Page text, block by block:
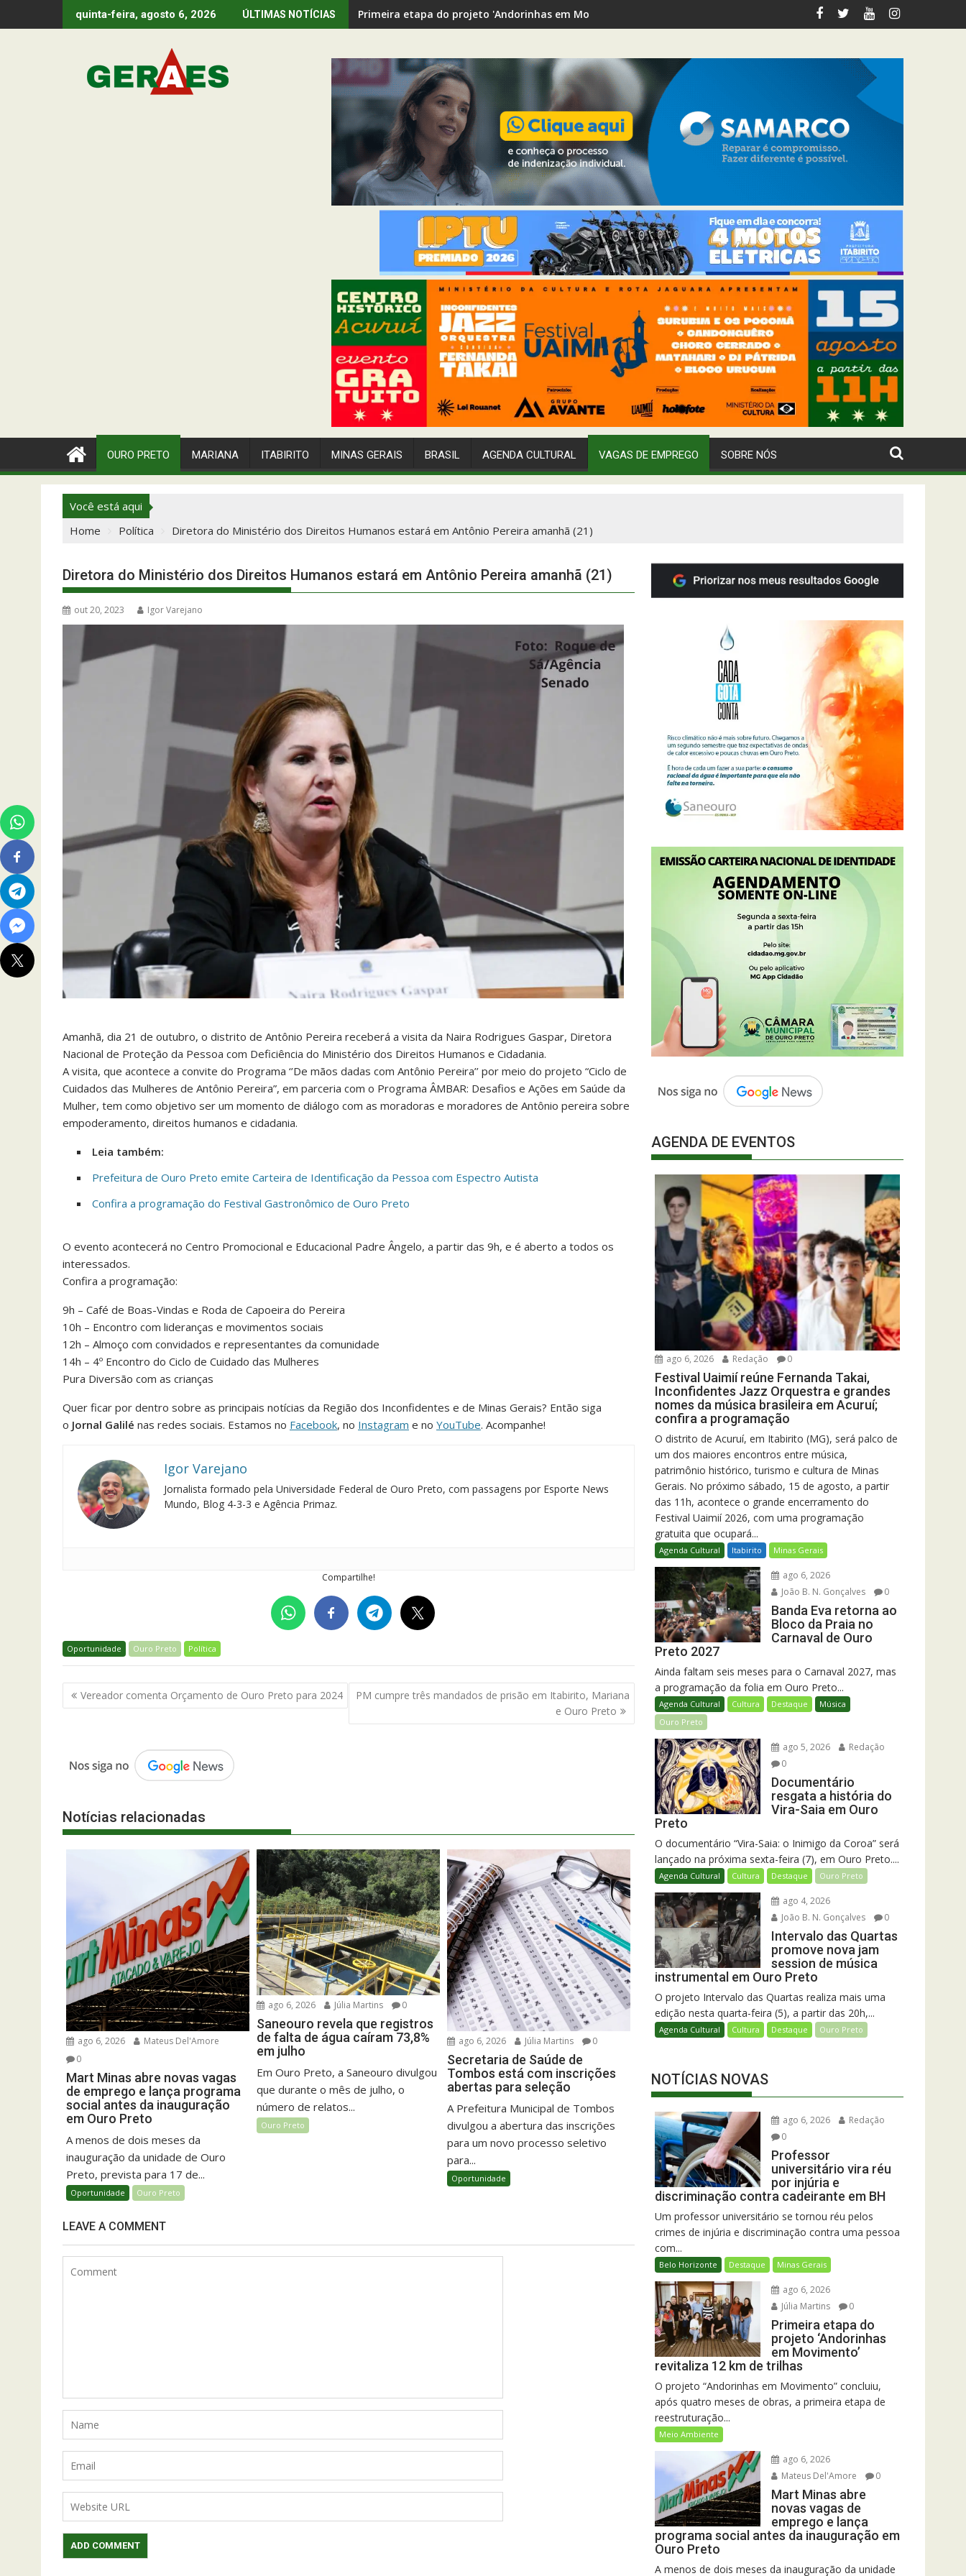
to
quinta-feira, agosto 6, 2026 ÚLTIMAS NOTÍCIAS Primeira etapa do projeto 'Andorinhas em Movimento' revitaliza 12 km de trilhas
OURO PRETO MARIANA ITABIRITO MINAS GERAIS BRASIL AGENDA CULTURAL VAGAS DE EMPREGO SOBRE NÓS
Você está aqui
Home
Política Diretora do Ministério dos Direitos Humanos estará em Antônio Pereira amanhã (21)
Diretora do Ministério dos Direitos Humanos estará em Antônio Pereira amanhã (21)
out 20, 2023 Igor Varejano
Amanhã, dia 21 de outubro, o distrito de Antônio Pereira receberá a visita da Naira Rodrigues Gaspar, Diretora
Nacional de Proteção da Pessoa com Deficiência do Ministério dos Direitos Humanos e Cidadania.
A visita, que acontece a convite do Programa ‘’De mãos dadas com Antônio Pereira’’ por meio do projeto “Ciclo de
Cuidados das Mulheres de Antônio Pereira”, em parceria com o Programa ÂMBAR: Desafios e Ações em Saúde da
Mulher, tem como objetivo ser um momento de diálogo com as moradoras e moradores de Antônio pereira sobre
empoderamento, direitos humanos e cidadania.
Leia também:
Prefeitura de Ouro Preto emite Carteira de Identificação da Pessoa com Espectro Autista
Confira a programação do Festival Gastronômico de Ouro Preto
O evento acontecerá no Centro Promocional e Educacional Padre Ângelo, a partir das 9h, e é aberto a todos os
interessados.
Confira a programação:
9h – Café de Boas-Vindas e Roda de Capoeira do Pereira
10h – Encontro com lideranças e movimentos sociais
12h – Almoço com convidados e representantes da comunidade
14h – 4º Encontro do Ciclo de Cuidado das Mulheres
Pura Diversão com as crianças
Quer ficar por dentro sobre as principais notícias da Região dos Inconfidentes e de Minas Gerais? Então siga
o Jornal Galilé nas redes sociais. Estamos no Facebook, no Instagram e no YouTube. Acompanhe!
Igor Varejano
Jornalista formado pela Universidade Federal de Ouro Preto, com passagens por Esporte News
Mundo, Blog 4-3-3 e Agência Primaz.
Compartilhe!
Oportunidade Ouro Preto Política
Navegação
de
Vereador comenta Orçamento de Ouro Preto para 2024
PM cumpre três mandados de prisão em Itabirito, Mariana
e Ouro Preto
Notícias relacionadas
ago 6, 2026
Mateus Del'Amore
0
Mart Minas abre novas vagas
de emprego e lança programa
social antes da inauguração
em Ouro Preto
A menos de dois meses da
inauguração da unidade de Ouro
Preto, prevista para 17 de...
Oportunidade Ouro Preto
ago 6, 2026 Júlia Martins 0
Saneouro revela que registros
de falta de água caíram 73,8%
em julho
Em Ouro Preto, a Saneouro divulgou
que durante o mês de julho, o
número de relatos...
Ouro Preto
ago 6, 2026 Júlia Martins 0
Secretaria de Saúde de
Tombos está com inscrições
abertas para seleção
A Prefeitura Municipal de Tombos
divulgou a abertura das inscrições
para um novo processo seletivo
para...
Oportunidade
LEAVE A COMMENT
AGENDA DE EVENTOS
ago 6, 2026 Redação 0
Festival Uaimií reúne Fernanda Takai,
Inconfidentes Jazz Orquestra e grandes
nomes da música brasileira em Acuruí;
confira a programação
O distrito de Acuruí, em Itabirito (MG), será palco de
um dos maiores encontros entre música,
patrimônio histórico, turismo e cultura de Minas
Gerais. No próximo sábado, 15 de agosto, a partir
das 11h, acontece o grande encerramento do
Festival Uaimií 2026, com uma programação
gratuita que ocupará...
Agenda Cultural Itabirito Minas Gerais
ago 6, 2026
João B. N. Gonçalves
0
Banda Eva retorna ao
Bloco da Praia no
Carnaval de Ouro
Preto 2027
Ainda faltam seis meses para o Carnaval 2027, mas
a programação da folia em Ouro Preto...
Agenda Cultural Cultura Destaque
Música
Ouro Preto
ago 5, 2026
Redação
0
Documentário
resgata a história do
Vira-Saia em Ouro
Preto
O documentário “Vira-Saia: o Inimigo da Coroa” será
lançado na próxima sexta-feira (7), em Ouro Preto....
Agenda Cultural Cultura Destaque Ouro Preto
ago 4, 2026
João B. N. Gonçalves
0
Intervalo das Quartas
promove nova jam
session de música
instrumental em Ouro Preto
O projeto Intervalo das Quartas realiza mais uma
edição nesta quarta-feira (5), a partir das 20h,...
Agenda Cultural Cultura Destaque Ouro Preto
NOTÍCIAS NOVAS
ago 6, 2026
Redação
0
Professor
universitário vira réu
por injúria e
discriminação contra cadeirante em BH
Um professor universitário se tornou réu pelos
crimes de injúria e discriminação contra uma pessoa
com...
Belo Horizonte Destaque Minas Gerais
ago 6, 2026
Júlia Martins
0
Primeira etapa do
projeto ‘Andorinhas
em Movimento’
revitaliza 12 km de trilhas
O projeto “Andorinhas em Movimento” concluiu,
após quatro meses de obras, a primeira etapa de
reestruturação...
Meio Ambiente
ago 6, 2026
Mateus Del'Amore
0
Mart Minas abre
novas vagas de
emprego e lança
programa social antes da inauguração em
Ouro Preto
A menos de dois meses da inauguração da unidade